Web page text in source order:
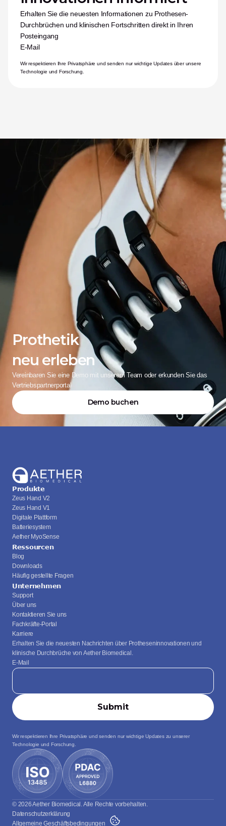
Erhalten Sie die neuesten Informationen zu Prothesen-
Durchbrüchen und klinischen Fortschritten direkt in Ihren
Posteingang
E-Mail
Wir respektieren Ihre Privatsphäre und senden nur wichtige Updates über unsere
Technologie und Forschung.
Prothetik
neu erleben
Vereinbaren Sie eine Demo mit unserem Team oder erkunden Sie das
Vertriebspartnerportal
Demo buchen
Produkte
Zeus Hand V2
Zeus Hand V1
Digitale Plattform
Batteriesystem
Aether MyoSense
Ressourcen
Blog
Downloads
Häufig gestellte Fragen
Unternehmen
Support
Über uns
Kontaktieren Sie uns
Fachkräfte-Portal
Karriere
Erhalten Sie die neuesten Nachrichten über Protheseninnovationen und
klinische Durchbrüche von Aether Biomedical.
E-Mail
Wir respektieren Ihre Privatsphäre und senden nur wichtige Updates zu unserer
Technologie und Forschung.
© 2026 Aether Biomedical. Alle Rechte vorbehalten.
Datenschutzerklärung
Allgemeine Geschäftsbedingungen